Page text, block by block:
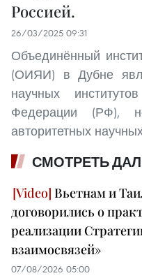
Россией.
26/03/2025 09:31
Объединённый
(ОИЯИ) в Дубне
научных
Федерации (РФ),
авторитетных
СМОТРЕТЬ
Вьетнам и
договорились о
реализации
взаимосвязей»
07/08/2026 05:00